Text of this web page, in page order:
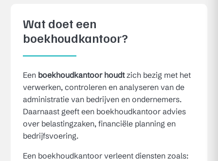
Wat doet een
boekhoudkantoor?
Een boekhoudkantoor houdtzich bezig met het
verwerken, controleren en analyseren van de
administratie van bedrijven en ondernemers.
Daarnaast geeft een boekhoudkantoor advies
over belastingzaken, financiële planning en
bedrijfsvoering.
Een boekhoudkantoor verleent diensten zoals: